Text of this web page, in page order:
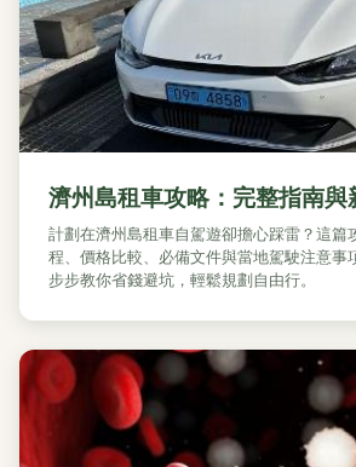
濟州島租車攻略：完整指南
計劃在濟州島租車自駕遊卻擔心踩雷？這篇
程、價格比較、必備文件與當地駕駛注意事
步步教你省錢避坑，輕鬆規劃自由行。